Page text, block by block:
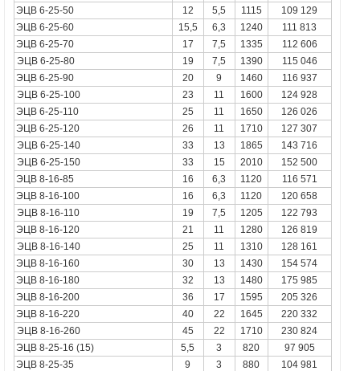
ЭЦВ 6-25-50
12 5,5 1115
109 129
ЭЦВ 6-25-60
15,5 6,3 1240
111 813
ЭЦВ 6-25-70
17 7,5 1335
112 606
ЭЦВ 6-25-80
19 7,5 1390
115 046
ЭЦВ 6-25-90
20 9 1460
116 937
ЭЦВ 6-25-100
23 11 1600
124 928
ЭЦВ 6-25-110
25 11 1650
126 026
ЭЦВ 6-25-120
26 11 1710
127 307
ЭЦВ 6-25-140
33 13 1865
143 716
ЭЦВ 6-25-150
33 15 2010
152 500
ЭЦВ 8-16-85
16 6,3 1120
116 571
ЭЦВ 8-16-100
16 6,3 1120
120 658
ЭЦВ 8-16-110
19 7,5 1205
122 793
ЭЦВ 8-16-120
21 11 1280
126 819
ЭЦВ 8-16-140
25 11 1310
128 161
ЭЦВ 8-16-160
30 13 1430
154 574
ЭЦВ 8-16-180
32 13 1480
175 985
ЭЦВ 8-16-200
36 17 1595
205 326
ЭЦВ 8-16-220
40 22 1645
220 332
ЭЦВ 8-16-260
45 22 1710
230 824
ЭЦВ 8-25-16 (15)
5,5 3 820
97 905
ЭЦВ 8-25-35
9 3 880
104 981